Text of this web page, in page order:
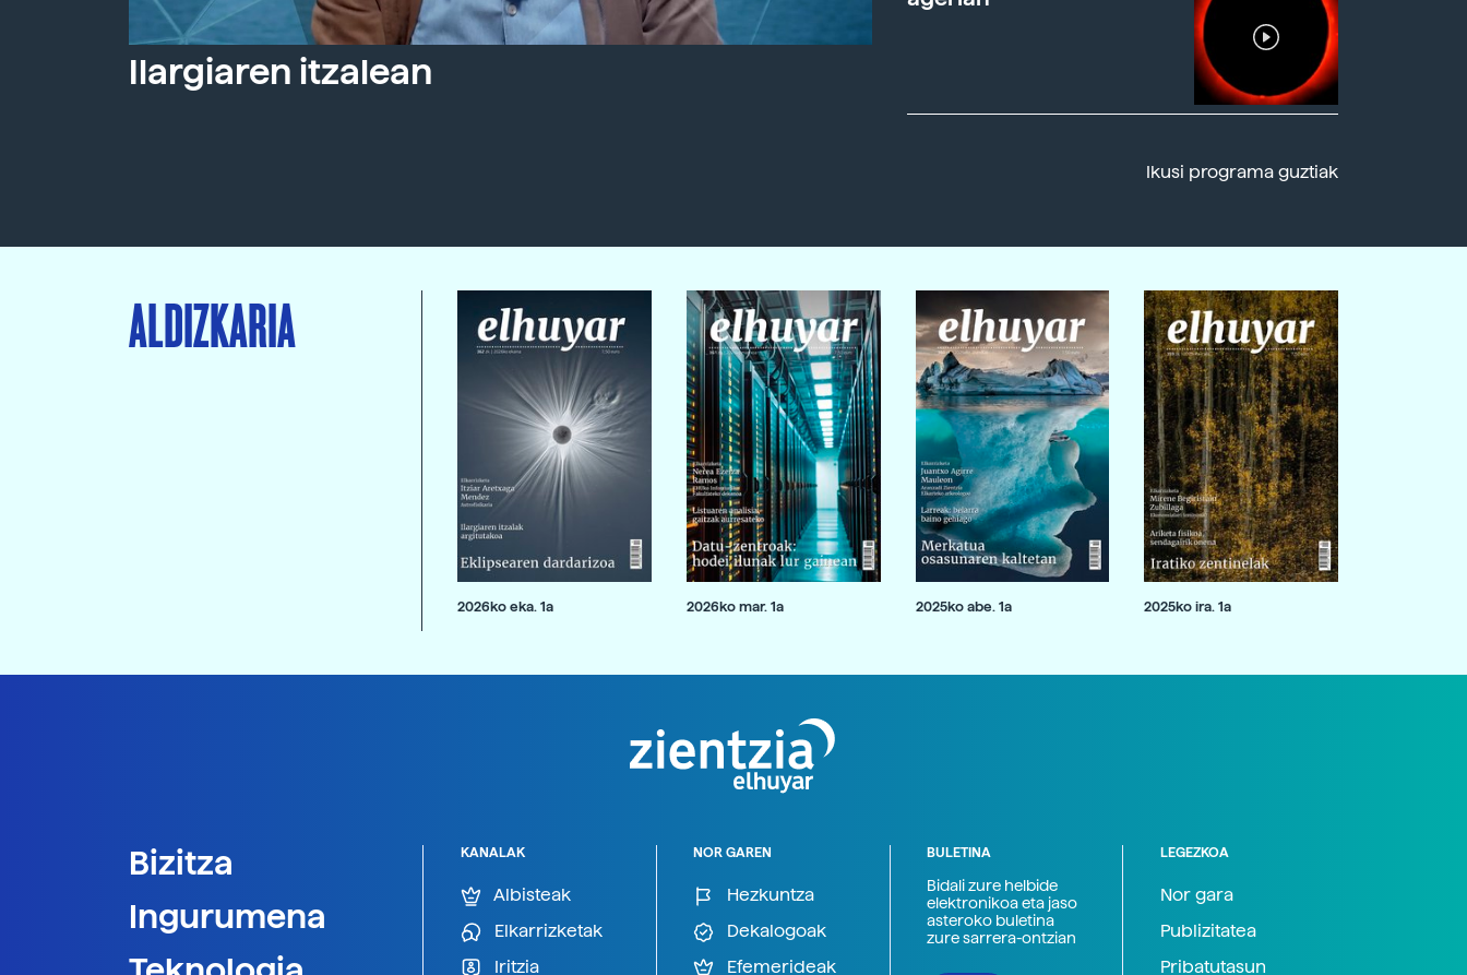
Ilargiaren itzalean
Ikusi programa guztiak
ALDIZKARIA
2026ko eka. 1a 2026ko mar. 1a 2025ko abe. 1a 2025ko ira. 1a
Bizitza
Ingurumena
KANALAK
Albisteak
Elkarrizketak
Iritzia
NOR GAREN
Hezkuntza
Dekalogoak
Efemerideak
BULETINA
Bidali zure helbide
elektronikoa eta jaso
asteroko buletina
zure sarrera-ontzian
LEGEZKOA
Nor gara
Publizitatea
Pribatutasun